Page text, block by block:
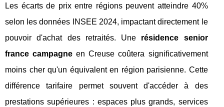
Les écarts de prix entre régions peuvent atteindre 40%
selon les données INSEE 2024, impactant directement le
pouvoir d'achat des retraités. Une résidence senior
france campagne en Creuse coûtera significativement
moins cher qu'un équivalent en région parisienne. Cette
différence tarifaire permet souvent d'accéder à des
prestations supérieures : espaces plus grands, services